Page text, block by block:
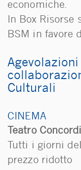
economiche.
In Box
BSM in favore
Culturali
CINEMA
Teatro
Tutti i giorni
prezzo ridotto